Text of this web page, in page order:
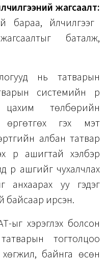
жагсаалт:
бараа, үйлчилгээг
баталж,
нь татварын
системийн үр
төлбөрийн
гэх мэт
албан татвар
үр ашигтай хэлбэр
үр ашгийг чухалчлах
анхаарах уу гэдэг
байсаар ирсэн.
ыг хэрэглэх болсон
тогтолцоо
байнга өсөн